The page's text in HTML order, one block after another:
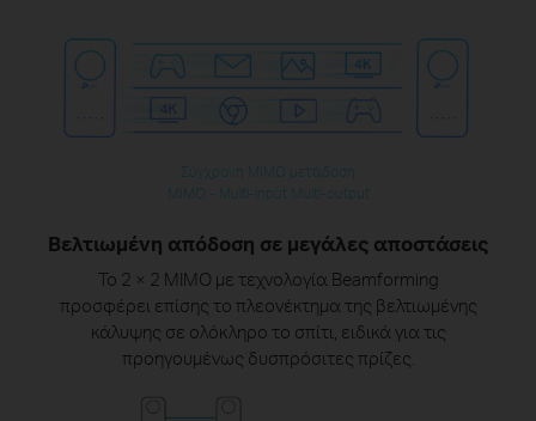
Σύγχρονη MIMO μετάδοση
MIMO - Multi-input Multi-output
Βελτιωμένη απόδοση σε μεγάλες αποστάσεις
Το 2 × 2 MIMO με τεχνολογία Beamforming
προσφέρει επίσης το πλεονέκτημα της βελτιωμένης
κάλυψης σε ολόκληρο το σπίτι, ειδικά για τις
προηγουμένως δυσπρόσιτες πρίζες.